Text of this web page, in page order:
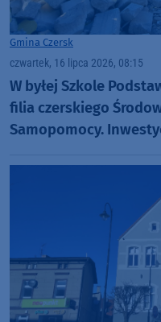
Gmina Czersk
czwartek, 16 lipca 2026, 08:15
W byłej Szkole
filia czerskiego
Samopomocy.